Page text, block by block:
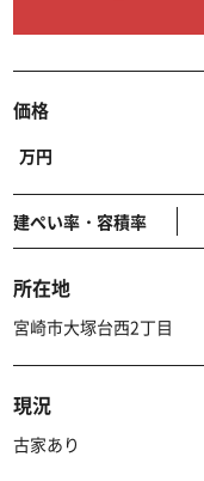
価格
万円
建ぺい率・容積率
所在地
宮崎市大塚台西2丁目
現況
古家あり